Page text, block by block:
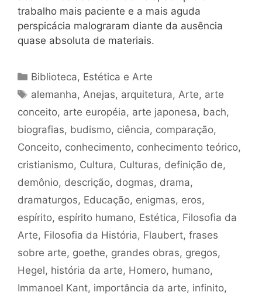
trabalho mais paciente e a mais aguda
perspicácia malograram diante da ausência
quase absoluta de materiais.
Categorias
Biblioteca, Estética e Arte
Tags
alemanha,Anejas, arquitetura,Arte, arte
conceito, arte européia, arte japonesa, bach,
biografias, budismo, ciência, comparação,
Conceito, conhecimento, conhecimento teórico,
cristianismo, Cultura, Culturas, definição de,
demônio, descrição, dogmas, drama,
dramaturgos, Educação, enigmas, eros,
espírito, espírito humano, Estética, Filosofia da
Arte, Filosofia da História, Flaubert, frases
sobre arte, goethe, grandes obras, gregos,
Hegel, história da arte, Homero, humano,
Immanoel Kant, importância da arte, infinito,